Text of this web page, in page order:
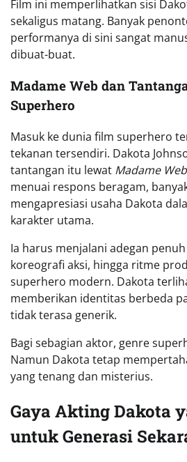
Film ini memperlihatkan sisi
sekaligus matang. Banyak
performanya di sini sangat
dibuat-buat.
Madame Web dan
Superhero
Masuk ke dunia film superhero
tekanan tersendiri. Dakota
tantangan itu lewat Madame Web
menuai respons beragam,
mengapresiasi usaha Dakota
karakter utama.
Ia harus menjalani adegan
koreografi aksi, hingga ritme
superhero modern. Dakota
memberikan identitas berbeda
tidak terasa generik.
Bagi sebagian aktor, genre
Namun Dakota tetap
yang tenang dan misterius.
Gaya Akting Dakota
untuk Generasi